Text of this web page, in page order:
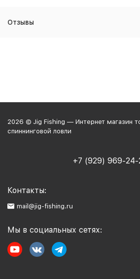
Отзывы
2026 © Jig Fishing — Интернет магазин
спиннинговой ловли
+7 (929) 969-24-
Контакты:
mail@jig-fishing.ru
Мы в социальных сетях: